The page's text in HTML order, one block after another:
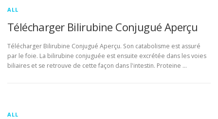
ALL
Télécharger Bilirubine Conjugué Aperçu
Télécharger Bilirubine Conjugué Aperçu. Son catabolisme est assuré
par le foie. La bilirubine conjuguée est ensuite excrétée dans les voies
biliaires et se retrouve de cette façon dans l'intestin. Proteine …
ALL